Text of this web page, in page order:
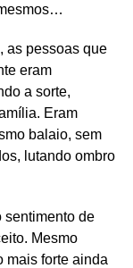
as pessoas que
eram
a sorte,
Eram
balaio, sem
lutando ombro
sentimento de
Mesmo
mais forte ainda